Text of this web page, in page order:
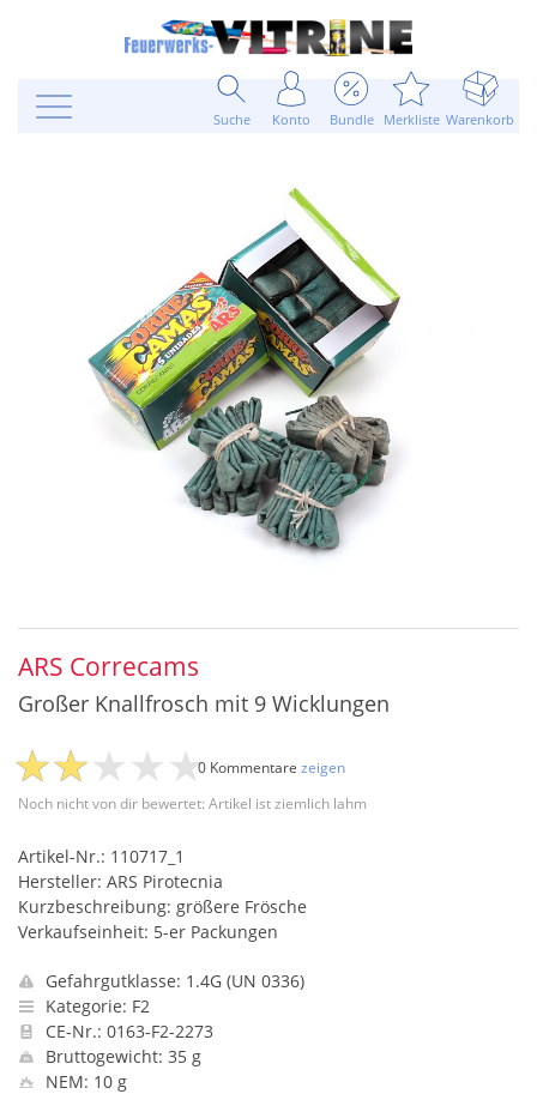
Suche Konto Bundle Merkliste Warenkorb
ARS Correcams
Großer Knallfrosch mit 9 Wicklungen
Noch nicht von dir bewertet: Artikel ist ziemlich lahm
0 Kommentare zeigen
Artikel-Nr.: 110717_1
Hersteller: ARS Pirotecnia
Kurzbeschreibung: größere Frösche
Verkaufseinheit: 5-er Packungen
Gefahrgutklasse: 1.4G (UN 0336)
Kategorie: F2
CE-Nr.: 0163-F2-2273
Bruttogewicht: 35 g
NEM: 10 g